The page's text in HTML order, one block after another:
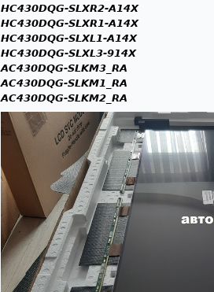
HC430DQG-SLXR2-A14X
HC430DQG-SLXR1-A14X
HC430DQG-SLXL1-A14X
HC430DQG-SLXL3-914X
AC430DQG-SLKM3_RA
AC430DQG-SLKM1_RA
AC430DQG-SLKM2_RA